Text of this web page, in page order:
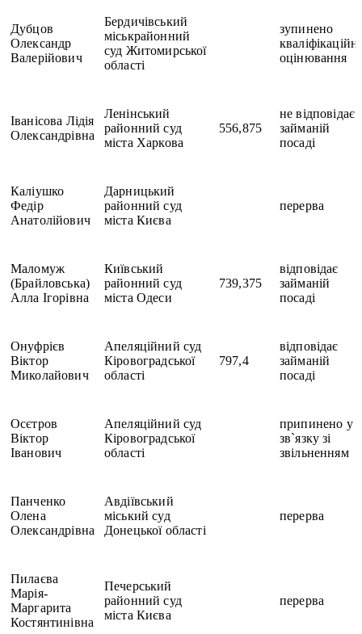
Дубцов
Олександр
Валерійович
Бердичівський
міськрайонний
суд Житомирської
області
зупинено
оцінювання
Іванісова Лідія
Олександрівна
Ленінський
районний суд
міста Харкова
556,875
не відповідає
займаній
посаді
Каліушко
Федір
Анатолійович
Дарницький
районний суд
міста Києва
перерва
Маломуж
(Брайловська)
Алла Ігорівна
Київський
районний суд
міста Одеси
739,375
відповідає
займаній
посаді
Онуфрієв
Віктор
Миколайович
Апеляційний суд
Кіровоградської
області
797,4
відповідає
займаній
посаді
Осєтров
Віктор
Іванович
Апеляційний суд
Кіровоградської
області
припинено у
зв`язку зі
звільненням
Панченко
Олена
Олександрівна
Авдіївський
міський суд
Донецької області
перерва
Пилаєва
Марія-
Маргарита
Костянтинівна
Печерський
районний суд
міста Києва
перерва